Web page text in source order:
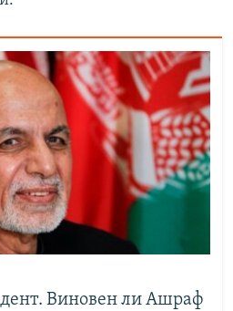
Виновен ли Ашраф